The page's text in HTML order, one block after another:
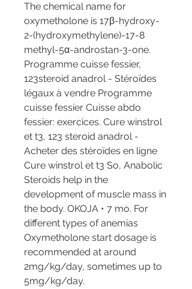
The chemical name for
oxymetholone is 17β-hydroxy-
2-(hydroxymethylene)-17-8
methyl-5α-androstan-3-one.
Programme cuisse fessier,
123steroid anadrol - Stéroïdes
légaux à vendre Programme
cuisse fessier Cuisse abdo
fessier: exercices. Cure winstrol
et t3, 123 steroid anadrol -
Acheter des stéroïdes en ligne
Cure winstrol et t3 So, Anabolic
Steroids help in the
development of muscle mass in
the body. OKOJA • 7 mo. For
different types of anemias
Oxymetholone start dosage is
recommended at around
2mg/kg/day, sometimes up to
5mg/kg/day.